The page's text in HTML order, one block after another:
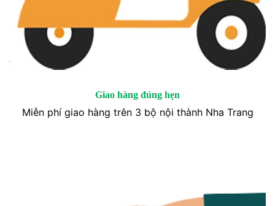
Giao hàng đúng hẹn
Miễn phí giao hàng trên 3 bộ nội thành Nha Trang